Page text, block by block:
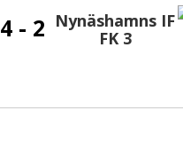
4 - 2 Nynäshamns IF
FK 3